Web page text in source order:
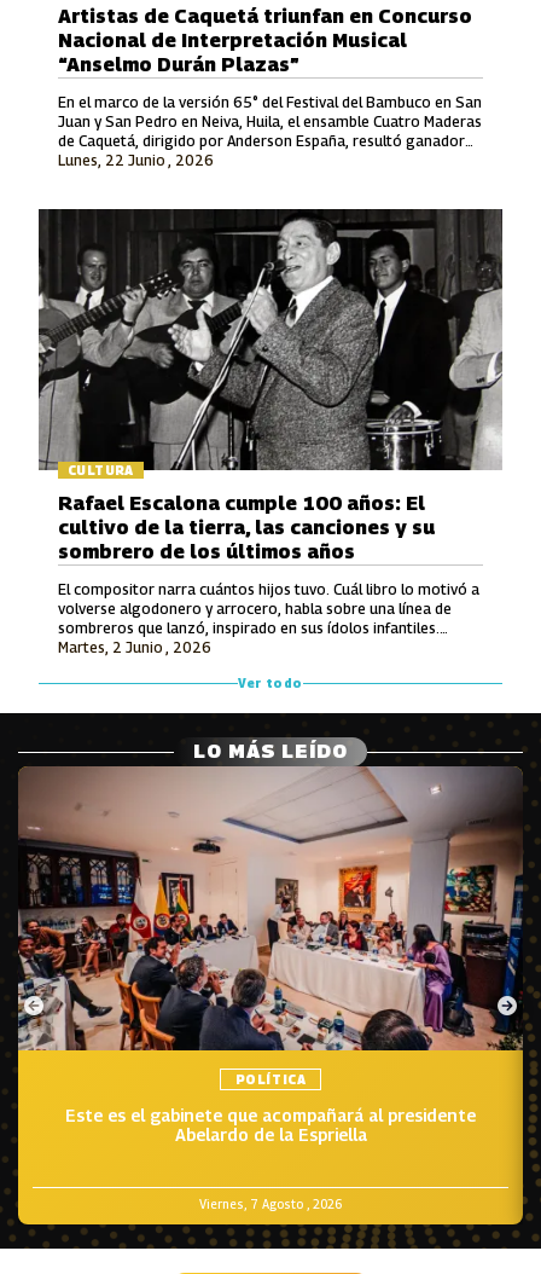
Lunes, 22 Junio , 2026
Artistas de Caquetá triunfan en Concurso
Nacional de Interpretación Musical
“Anselmo Durán Plazas”
En el marco de la versión 65° del Festival del Bambuco en San
Juan y San Pedro en Neiva, Huila, el ensamble Cuatro Maderas
de Caquetá, dirigido por Anderson España, resultó ganador
en la Modalidad Vocal.
CULTURA
Martes, 2 Junio , 2026
Rafael Escalona cumple 100 años: El
cultivo de la tierra, las canciones y su
sombrero de los últimos años
El compositor narra cuántos hijos tuvo. Cuál libro lo motivó a
volverse algodonero y arrocero, habla sobre una línea de
sombreros que lanzó, inspirado en sus ídolos infantiles.
También recuerda lo que le ofrecieron por hacerle una
inédito que luego grabó Jorge Oñate.
Ver todo
LO MÁS LEÍDO
POLÍTICA
Viernes, 7 Agosto , 2026
Este es el gabinete que acompañará al presidente
Abelardo de la Espriella